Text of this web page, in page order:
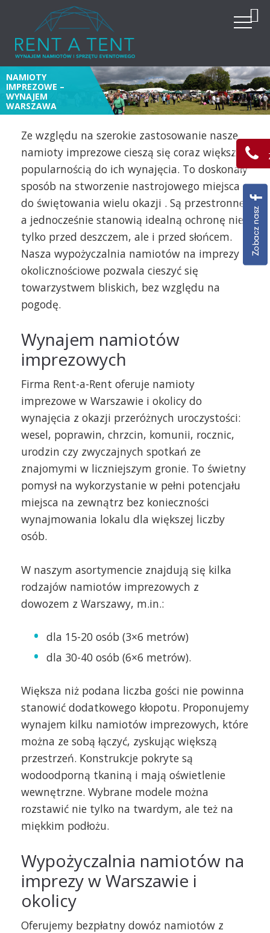
NAMIOTY
IMPREZOWE –
WYNAJEM
WARSZAWA
Ze względu na szerokie zastosowanie nasze
namioty imprezowe cieszą się coraz większą
popularnością do ich wynajęcia. To doskonały
sposób na stworzenie nastrojowego miejsca
do świętowania wielu okazji . Są przestronne,
a jednocześnie stanowią idealną ochronę nie
tylko przed deszczem, ale i przed słońcem.
Nasza wypożyczalnia namiotów na imprezy
okolicznościowe pozwala cieszyć się
towarzystwem bliskich, bez względu na
pogodę.
Wynajem namiotów
imprezowych
Firma Rent-a-Rent oferuje namioty
imprezowe w Warszawie i okolicy do
wynajęcia z okazji przeróżnych uroczystości:
wesel, poprawin, chrzcin, komunii, rocznic,
urodzin czy zwyczajnych spotkań ze
znajomymi w liczniejszym gronie. To świetny
pomysł na wykorzystanie w pełni potencjału
miejsca na zewnątrz bez konieczności
wynajmowania lokalu dla większej liczby
osób.
W naszym asortymencie znajdują się kilka
rodzajów namiotów imprezowych z
dowozem z Warszawy, m.in.:
dla 15-20 osób (3×6 metrów)
dla 30-40 osób (6×6 metrów).
Większa niż podana liczba gości nie powinna
stanowić dodatkowego kłopotu. Proponujemy
wynajem kilku namiotów imprezowych, które
można ze sobą łączyć, zyskując większą
przestrzeń. Konstrukcje pokryte są
wodoodporną tkaniną i mają oświetlenie
wewnętrzne. Wybrane modele można
rozstawić nie tylko na twardym, ale też na
miękkim podłożu.
Wypożyczalnia namiotów na
imprezy w Warszawie i
okolicy
Oferujemy bezpłatny dowóz namiotów z